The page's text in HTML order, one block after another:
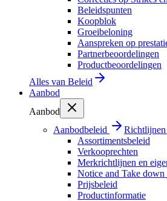
Beleidspunten
Koopblok
Groeibeloning
Aanspreken op
Partnerbeoordelingen
Productbeoordelingen
Alles van Beleid
Aanbod
Aanbod
Aanbodbeleid
Richtlijnen
Assortimentsbeleid
Verkooprechten
Merkrichtlijnen en
Notice and Take down
Prijsbeleid
Productinformatie